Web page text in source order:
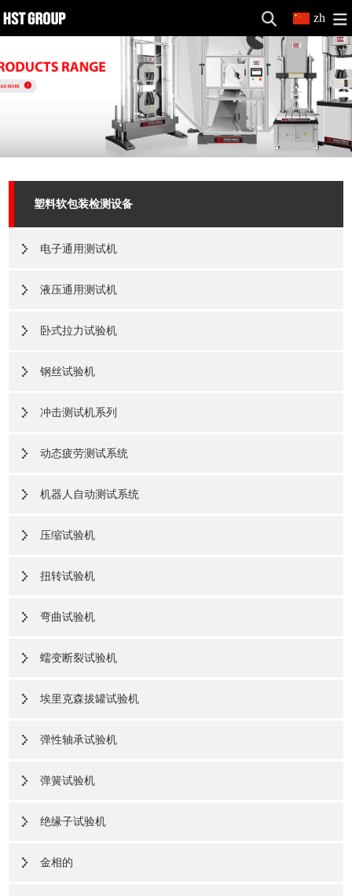
zh
塑料软包装检测设备
电子通用测试机
液压通用测试机
卧式拉力试验机
钢丝试验机
冲击测试机系列
动态疲劳测试系统
机器人自动测试系统
压缩试验机
扭转试验机
弯曲试验机
蠕变断裂试验机
埃里克森拔罐试验机
弹性轴承试验机
弹簧试验机
绝缘子试验机
金相的